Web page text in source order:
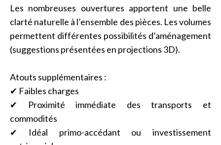
Les nombreuses ouvertures apportent une belle
clarté naturelle à l’ensemble des pièces. Les volumes
permettent différentes possibilités d’aménagement
(suggestions présentées en projections 3D).
Atouts supplémentaires :
✔ Faibles charges
✔ Proximité immédiate des transports et
commodités
✔ Idéal primo-accédant ou investissement